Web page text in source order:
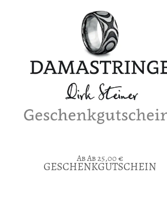
Ab25,00€
GESCHENKGUTSCHEIN